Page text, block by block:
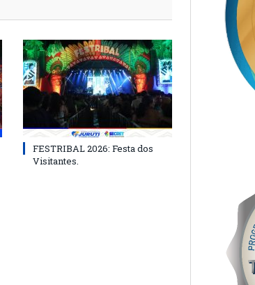
FESTRIBAL 2026: Festa dos
Visitantes.